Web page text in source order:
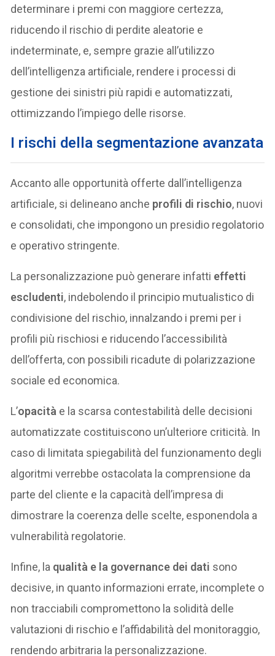
determinare i premi con maggiore certezza,
riducendo il rischio di perdite aleatorie e
indeterminate, e, sempre grazie all’utilizzo
dell’intelligenza artificiale, rendere i processi di
gestione dei sinistri più rapidi e automatizzati,
ottimizzando l’impiego delle risorse.
I rischi della segmentazione avanzata
Accanto alle opportunità offerte dall’intelligenza
artificiale, si delineano anche profili di rischio, nuovi
e consolidati, che impongono un presidio regolatorio
e operativo stringente.
La personalizzazione può generare infatti effetti
escludenti, indebolendo il principio mutualistico di
condivisione del rischio, innalzando i premi per i
profili più rischiosi e riducendo l’accessibilità
dell’offerta, con possibili ricadute di polarizzazione
sociale ed economica.
L’opacità e la scarsa contestabilità delle decisioni
automatizzate costituiscono un’ulteriore criticità. In
caso di limitata spiegabilità del funzionamento degli
algoritmi verrebbe ostacolata la comprensione da
parte del cliente e la capacità dell’impresa di
dimostrare la coerenza delle scelte, esponendola a
vulnerabilità regolatorie.
Infine, la qualità e la governance dei dati sono
decisive, in quanto informazioni errate, incomplete o
non tracciabili compromettono la solidità delle
valutazioni di rischio e l’affidabilità del monitoraggio,
rendendo arbitraria la personalizzazione.